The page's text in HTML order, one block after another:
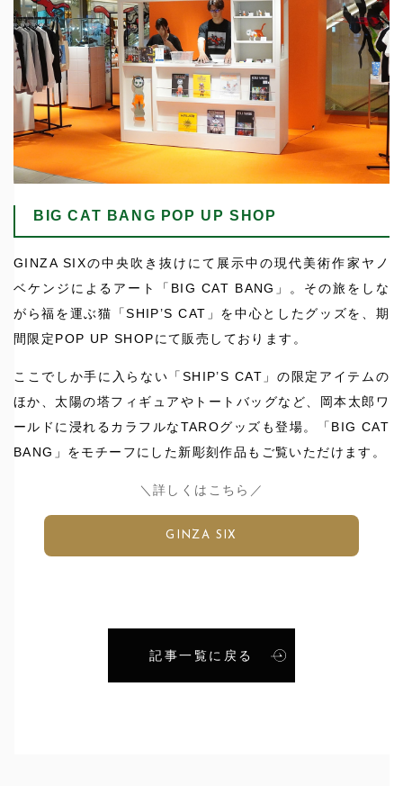
BIG CAT BANG POP UP SHOP
GINZA SIXの中央吹き抜けにて展示中の現代美術作家ヤノ
ベケンジによるアート「BIG CAT BANG」。その旅をしな
がら福を運ぶ猫「SHIP’S CAT」を中心としたグッズを、期
間限定POP UP SHOPにて販売しております。
ここでしか手に入らない「SHIP’S CAT」の限定アイテムの
ほか、太陽の塔フィギュアやトートバッグなど、岡本太郎ワ
ールドに浸れるカラフルなTAROグッズも登場。「BIG CAT
BANG」をモチーフにした新彫刻作品もご覧いただけます。
＼詳しくはこちら／
GINZA SIX
記事一覧に戻る